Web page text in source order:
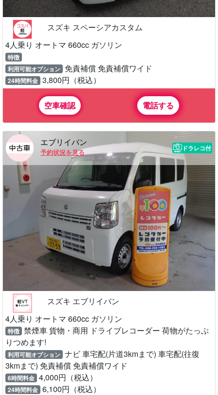
スズキ スペーシアカスタム
4人乗り オートマ 660cc ガソリン
特徴
利用可能オプション 免責補償 免責補償ワイド
24時間料金 3,800円（税込）
空車確認 電話する
エブリイバン
予約状況を見る
ドラレコ付
スズキ エブリイバン
4人乗り オートマ 660cc ガソリン
特徴 禁煙車 貨物・商用 ドライブレコーダー 荷物がたっぷ
りつめます!
利用可能オプション ナビ 車宅配(片道3kmまで) 車宅配(往復
3kmまで) 免責補償 免責補償ワイド
6時間料金 4,000円（税込）
24時間料金 6,100円（税込）